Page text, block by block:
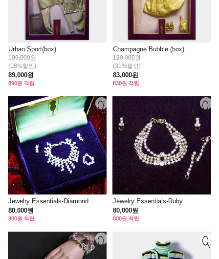
Urban Sport(box)
109,000원
(18%할인)
89,000원
890원 적립
Champagne Bubble (box)
120,000원
(31%할인)
83,000원
830원 적립
Jewelry Essentials-Diamond
80,000원
800원 적립
Jewelry Essentials-Ruby
80,000원
800원 적립